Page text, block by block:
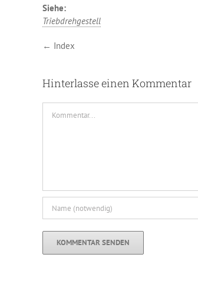
Siehe:
Triebdrehgestell
← Index
Hinterlasse einen Kommentar